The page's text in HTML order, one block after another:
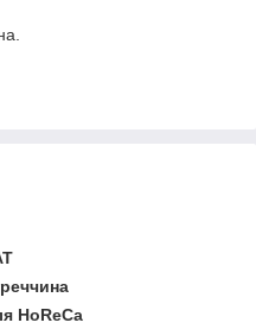
HoReCa